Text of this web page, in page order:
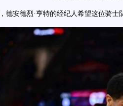
安德烈·亨特的经纪人希望这位骑士